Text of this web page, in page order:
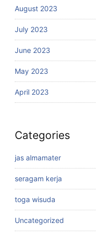
August 2023
July 2023
June 2023
May 2023
April 2023
Categories
jas almamater
seragam kerja
toga wisuda
Uncategorized